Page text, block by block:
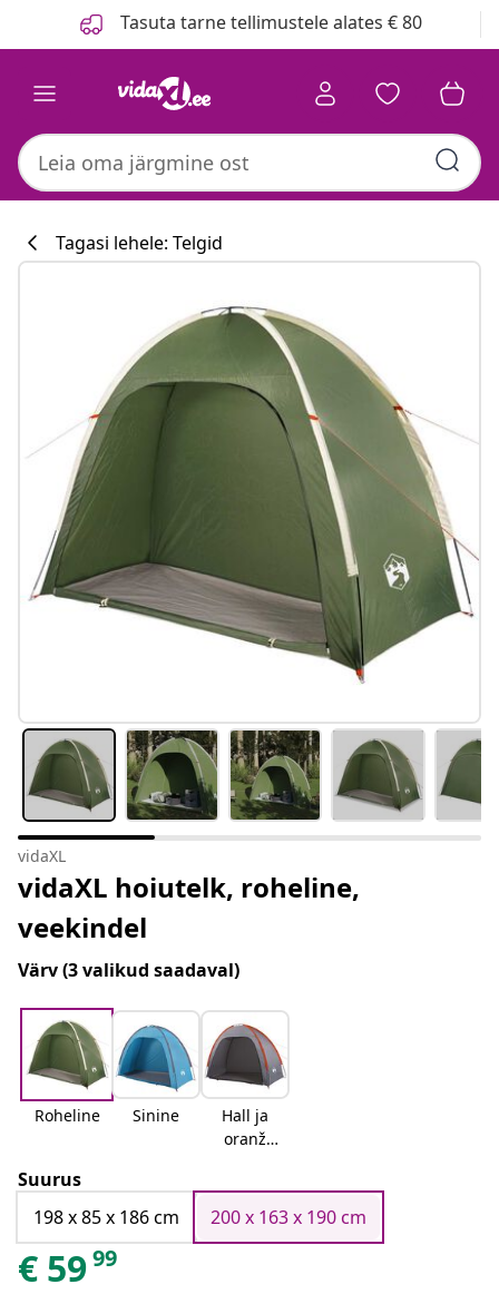
Tasuta tarne tellimustele alates € 80
#sharemevidaxl
Tagasi lehele: Telgid
vidaXL
vidaXL hoiutelk, roheline,
veekindel
Värv(3 valikud saadaval)
Roheline Sinine
Hall ja
oranž
oranž
Suurus
198 x 85 x 186 cm
200 x 163 x 190 cm
€ 5999